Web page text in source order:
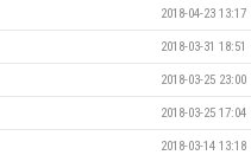
2018-04-23 13:17
2018-03-31 18:51
2018-03-25 23:00
2018-03-25 17:04
2018-03-14 13:18